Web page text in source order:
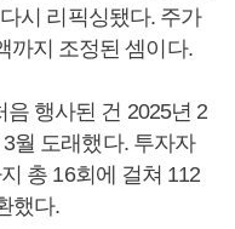
시 리픽싱됐다. 주가
까지 조정된 셈이다.
행사된 건 2025년 2
월 도래했다. 투자자
총 16회에 걸쳐 112
했다.